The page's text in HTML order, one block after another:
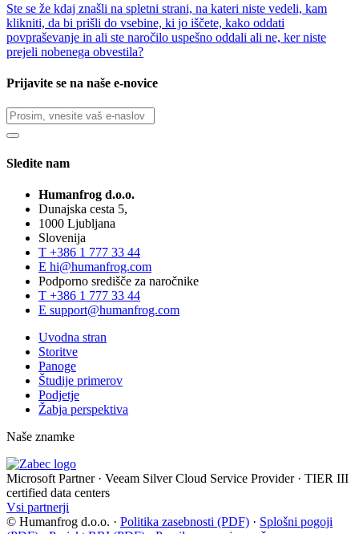
Ste se že kdaj znašli na spletni strani, na kateri niste vedeli, kam
klikniti, da bi prišli do vsebine, ki jo iščete, kako oddati
povpraševanje in ali ste naročilo uspešno oddali ali ne, ker niste
prejeli nobenega obvestila?
Prijavite se na naše e-novice
Sledite nam
Humanfrog d.o.o.
Dunajska cesta 5,
1000 Ljubljana
Slovenija
T +386 1 777 33 44
E hi@humanfrog.com
Podporno središče za naročnike
T +386 1 777 33 44
E support@humanfrog.com
Uvodna stran
Storitve
Panoge
Študije primerov
Podjetje
Žabja perspektiva
Naše znamke
Microsoft Partner · Veeam Silver Cloud Service Provider · TIER III
certified data centers
Vsi partnerji
© Humanfrog d.o.o. · Politika zasebnosti (PDF) · Splošni pogoji